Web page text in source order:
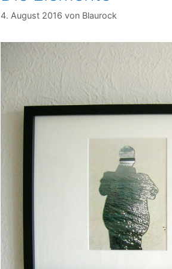
4. August 2016 von Blaurock